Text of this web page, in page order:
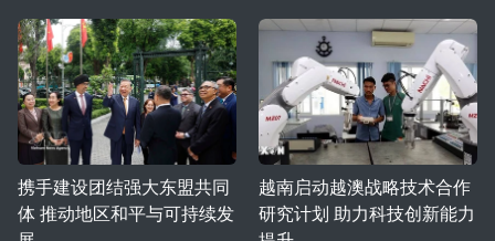
携手建设团结强大东盟共同
体 推动地区和平与可持续发
越南启动越澳战略技术合作
研究计划 助力科技创新能力